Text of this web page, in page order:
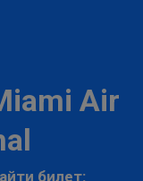
Air
билет: